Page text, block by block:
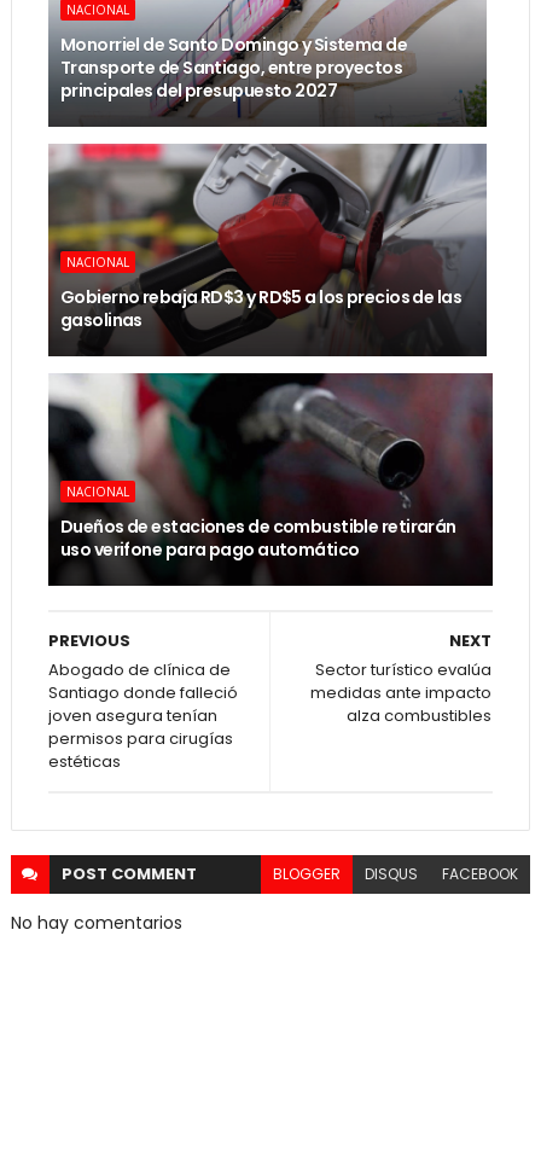
NACIONAL
Monorriel de Santo Domingo y Sistema de
Transporte de Santiago, entre proyectos
principales del presupuesto 2027
NACIONAL
Gobierno rebaja RD$3 y RD$5 a los precios de las
gasolinas
NACIONAL
Dueños de estaciones de combustible retirarán
uso verifone para pago automático
NEXT
Sector turístico evalúa
medidas ante impacto
alza combustibles
PREVIOUS
Abogado de clínica de
Santiago donde falleció
joven asegura tenían
permisos para cirugías
estéticas
POST COMMENT BLOGGER DISQUS FACEBOOK
No hay comentarios